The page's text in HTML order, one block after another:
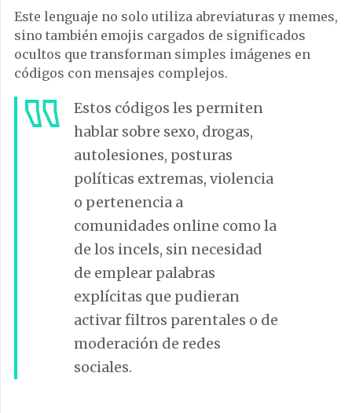
Este lenguaje no solo utiliza abreviaturas y memes,
sino también emojis cargados de significados
ocultos que transforman simples imágenes en
códigos con mensajes complejos.
Estos códigos les permiten
hablar sobre sexo, drogas,
autolesiones, posturas
políticas extremas, violencia
o pertenencia a
comunidades online como la
de los incels, sin necesidad
de emplear palabras
explícitas que pudieran
activar filtros parentales o de
moderación de redes
sociales.